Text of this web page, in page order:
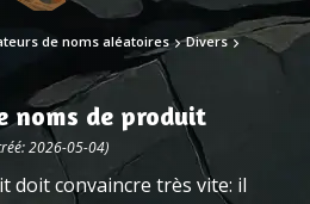
de noms aléatoires Divers
noms de produit
2026-05-04)
doit convaincre très vite: il